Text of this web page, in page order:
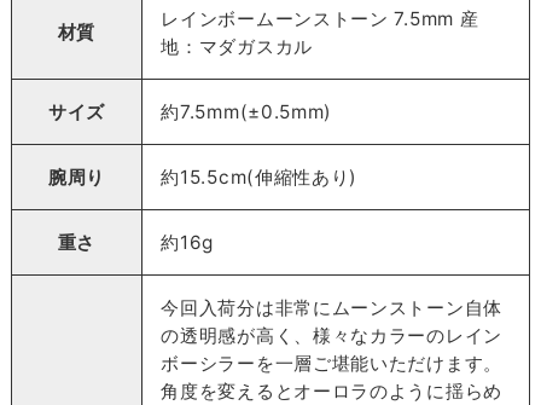
材質
レインボームーンストーン 7.5mm 産
地：マダガスカル
サイズ 約7.5mm(±0.5mm)
腕周り 約15.5cm(伸縮性あり)
重さ 約16g
今回入荷分は非常にムーンストーン自体
の透明感が高く、様々なカラーのレイン
ボーシラーを一層ご堪能いただけます。
角度を変えるとオーロラのように揺らめ